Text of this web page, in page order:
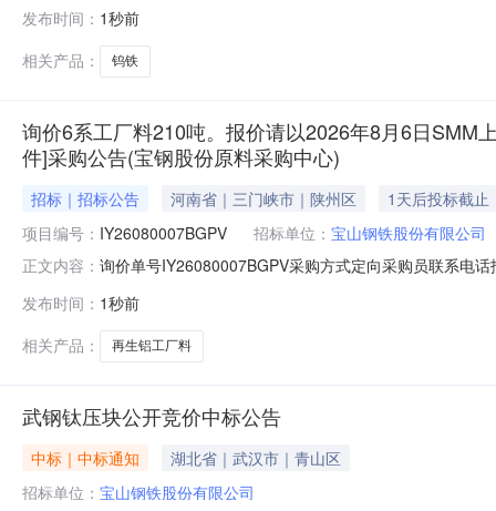
保证金额度：300000.0元三、商务条款：定价说明：湿
发布时间： 1秒前
相关产品：
钨铁
询价6系工厂料210吨。报价请以2026年8月6日SMM
件]采购公告(宝钢股份原料采购中心)
招标｜招标公告 河南省｜三门峡市｜陕州区
1天后投标截止
项目编号： IY26080007BGPV 招标单位： 宝山钢铁股份有限公司
正文内容： 询价单号IY26080007BGPV采购方式定向采购员联系电
度：0.0元三、商务条款：定价说明：湿公吨。限价类别
发布时间： 1秒前
相关产品：
再生铝工厂料
武钢钛压块公开竞价中标公告
中标｜中标通知
湖北省｜武汉市｜青山区
招标单位： 宝山钢铁股份有限公司